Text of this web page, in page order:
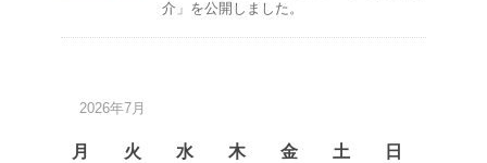
介」を公開しました。
2026年7月
月 火 水 木 金 土 日